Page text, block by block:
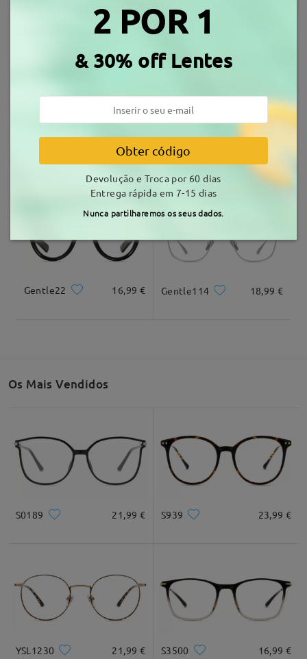
Muito estiloso e as lentes são super confortáveis.
Mar 24 , 2026
Comentários
tempo de envio
7-15 dias úteis
detalhes
Armações Similares
18,99 € Gentle05
Gentle22 16,99 € Gentle114 18,99 €
Os Mais Vendidos
S0189 21,99 € S939 23,99 €
YSL1230 21,99 € S3500 16,99 €
2 POR 1
& 30% off Lentes
Obter código
Devolução e Troca por 60 dias
Entrega rápida em 7-15 dias
Nunca partilharemos os seus dados.